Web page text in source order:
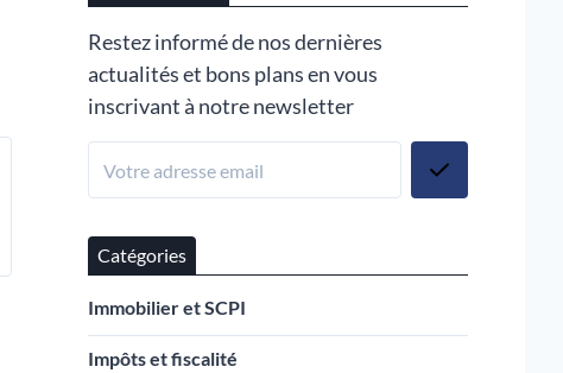
Restez informé de nos dernières
actualités et bons plans en vous
inscrivant à notre newsletter
Catégories
Immobilier et SCPI
Impôts et fiscalité